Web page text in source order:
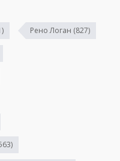
Рено Логан (827)